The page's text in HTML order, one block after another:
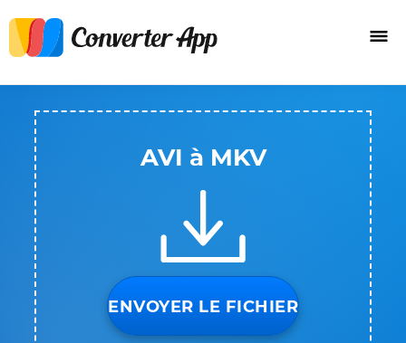
AVI à MKV
ENVOYER LE FICHIER